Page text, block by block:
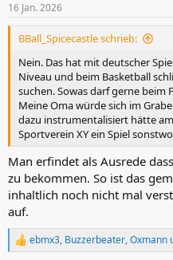
e
n
16 Jan. 2026
BBall_Spicecastle schrieb:
Nein. Das hat mit deutscher
Niveau und beim Basketball
suchen. Sowas darf gerne beim
Meine Oma würde sich im
dazu instrumentalisiert hätte
Sportverein XY ein Spiel
Man erfindet als Ausrede
zu bekommen. So ist das
inhaltlich noch nicht mal
auf.
R
e
ebmx3, Buzzerbeater,Oxmann